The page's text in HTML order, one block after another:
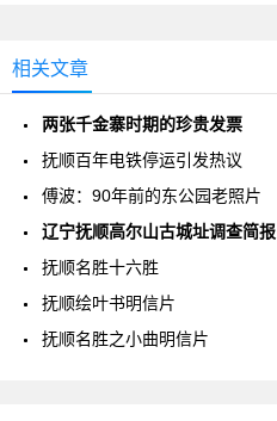
相关文章
两张千金寨时期的珍贵发票
抚顺百年电铁停运引发热议
傅波：90年前的东公园老照片
辽宁抚顺高尔山古城址调查简报
抚顺名胜十六胜
抚顺绘叶书明信片
抚顺名胜之小曲明信片